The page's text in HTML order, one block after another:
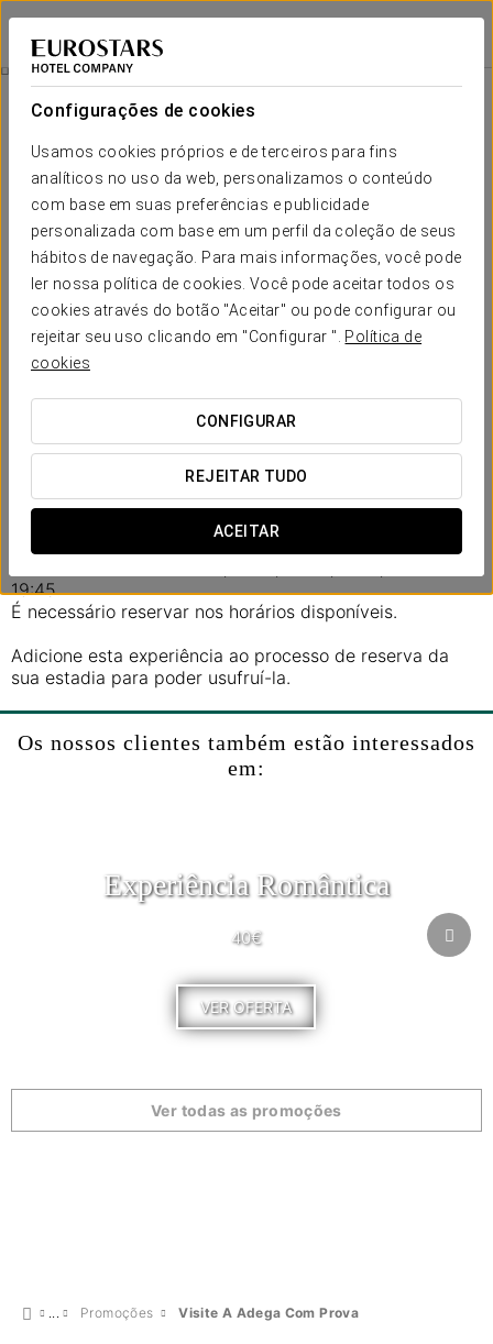
Configurações de cookies
Usamos cookies próprios e de terceiros para fins
analíticos no uso da web, personalizamos o conteúdo
com base em suas preferências e publicidade
personalizada com base em um perfil da coleção de seus
hábitos de navegação. Para mais informações, você pode
ler nossa política de cookies. Você pode aceitar todos os
cookies através do botão "Aceitar" ou pode configurar ou
rejeitar seu uso clicando em "Configurar ". Política de
cookies
CONFIGURAR
REJEITAR TUDO
ACEITAR
Áurea Palacio de Sober
LUGO - SOBER
Visite A Adega Com Prova
23 €
Visite a adega com prova
Descubra a vinícola Regina Viarum, uma das mais
uma experiência única que inclui uma degustação de
cinco dos seus melhores vinhos, acompanhada de vistas
impressionantes dos cânions do rio Sil.
Duração: 1 hora.
19:45.
É necessário reservar nos horários disponíveis.
Adicione esta experiência ao processo de reserva da
sua estadia para poder usufruí-la.
Os nossos clientes também estão interessados
em:
Experiência Romântica
40€
VER OFERTA
Ver todas as promoções
Promoções Visite A Adega Com Prova